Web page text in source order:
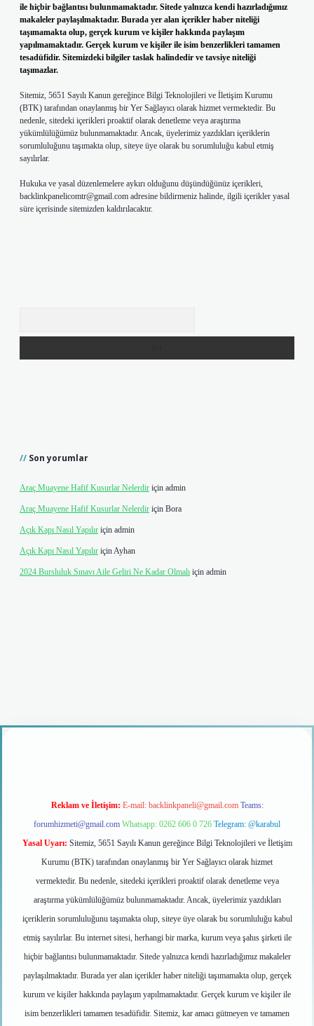
ile hiçbir bağlantısı bulunmamaktadır. Sitede yalnızca kendi hazırladığımız
makaleler paylaşılmaktadır. Burada yer alan içerikler haber niteliği
taşımamakta olup, gerçek kurum ve kişiler hakkında paylaşım
yapılmamaktadır. Gerçek kurum ve kişiler ile isim benzerlikleri tamamen
tesadüfidir. Sitemizdeki bilgiler taslak halindedir ve tavsiye niteliği
taşımazlar.
Sitemiz, 5651 Sayılı Kanun gereğince Bilgi Teknolojileri ve İletişim Kurumu
(BTK) tarafından onaylanmış bir Yer Sağlayıcı olarak hizmet vermektedir. Bu
nedenle, sitedeki içerikleri proaktif olarak denetleme veya araştırma
yükümlülüğümüz bulunmamaktadır. Ancak, üyelerimiz yazdıkları içeriklerin
sorumluluğunu taşımakta olup, siteye üye olarak bu sorumluluğu kabul etmiş
sayılırlar.
Hukuka ve yasal düzenlemelere aykırı olduğunu düşündüğünüz içerikleri,
backlinkpanelicomtr@gmail.com adresine bildirmeniz halinde, ilgili içerikler yasal
süre içerisinde sitemizden kaldırılacaktır.
Son yorumlar
Araç Muayene Hafif Kusurlar Nelerdir için admin
Araç Muayene Hafif Kusurlar Nelerdir için Bora
Açık Kapı Nasıl Yapılır için admin
Açık Kapı Nasıl Yapılır içinAyhan
2024 Bursluluk Sınavı Aile Geliri Ne Kadar Olmalı için admin
Reklam ve İletişim: E-mail: backlinkpaneli@gmail.com Teams:
forumhizmeti@gmail.com Whatsapp: 0262 606 0 726 Telegram: @karabul
Yasal Uyarı: Sitemiz, 5651 Sayılı Kanun gereğince Bilgi Teknolojileri ve İletişim
Kurumu (BTK) tarafından onaylanmış bir Yer Sağlayıcı olarak hizmet
vermektedir. Bu nedenle, sitedeki içerikleri proaktif olarak denetleme veya
araştırma yükümlülüğümüz bulunmamaktadır. Ancak, üyelerimiz yazdıkları
içeriklerin sorumluluğunu taşımakta olup, siteye üye olarak bu sorumluluğu kabul
etmiş sayılırlar. Bu internet sitesi, herhangi bir marka, kurum veya şahıs şirketi ile
hiçbir bağlantısı bulunmamaktadır. Sitede yalnızca kendi hazırladığımız makaleler
paylaşılmaktadır. Burada yer alan içerikler haber niteliği taşımamakta olup, gerçek
kurum ve kişiler hakkında paylaşım yapılmamaktadır. Gerçek kurum ve kişiler ile
isim benzerlikleri tamamen tesadüfidir. Sitemiz, kar amacı gütmeyen ve tamamen